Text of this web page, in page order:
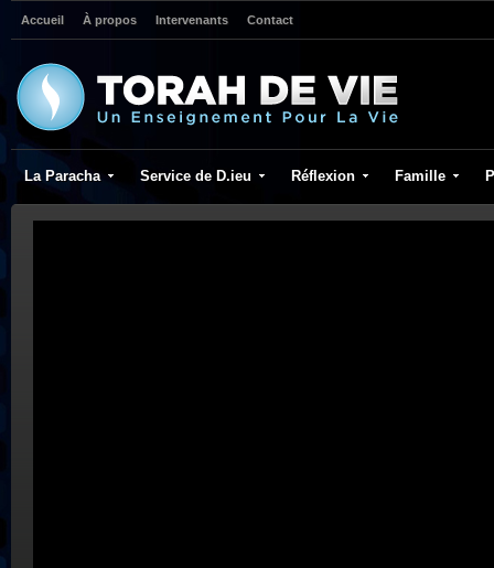
Accueil À propos Intervenants Contact
La Paracha Service de D.ieu Réflexion Famille